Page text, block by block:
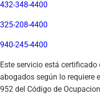
432-348-4400
325-208-4400
940-245-4400
Este servicio está
abogados según lo requiere
952 del Código de